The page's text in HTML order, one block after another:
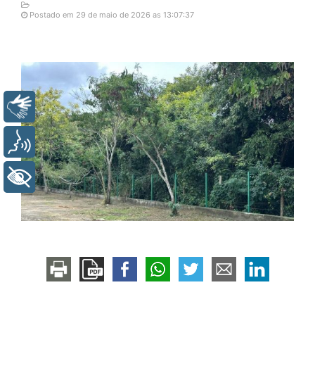
Postado em 29 de maio de 2026 as 13:07:37
Libras
Voz
+ Acessibilidade